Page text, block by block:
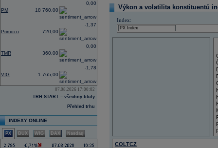
PM 18 760,00
0,00
Primoco 720,00
-1,37
TMR 360,00
0,00
VIG 1 765,00
-1,78
07.08.2026 17:00:02
TRH START – všechny tituly
Přehled trhu
INDEXY ONLINE
PX BUX WIG DAX Nasdaq
Výkon a volatilita konstituentů
Index:
COLTCZ